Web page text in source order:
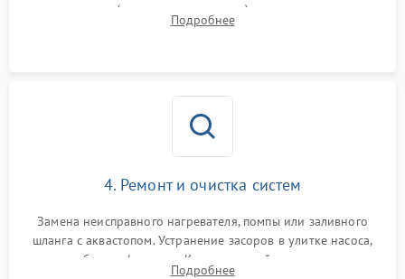
прессостата (датчика уровня воды), датчика мутности,
концевика дверцы и электронного модуля управления.
Подробнее
4. Ремонт и очистка систем
Замена неисправного нагревателя, помпы или заливного
шланга с аквастопом. Устранение засоров в улитке насоса,
патрубках и фильтрах. Компонентный ремонт платы
Подробнее